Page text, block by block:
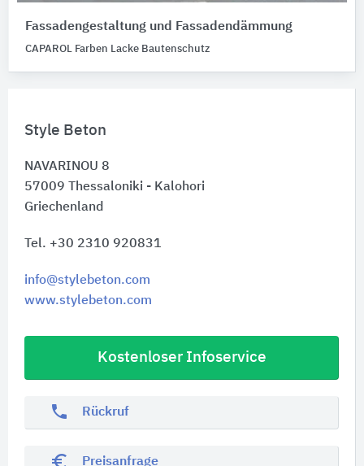
Style Beton
NAVARINOU 8
57009
Thessaloniki - Kalohori
Griechenland
Tel. +30 2310 920831
info@stylebeton.com
www.stylebeton.com
Kostenloser Infoservice
phone Rückruf
euro_symbol Preisanfrage
Fassadengestaltung und Fassadendämmung
CAPAROL Farben Lacke Bautenschutz